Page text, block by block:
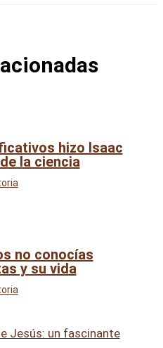
hizo Isaac
la ciencia
no conocías
y su vida